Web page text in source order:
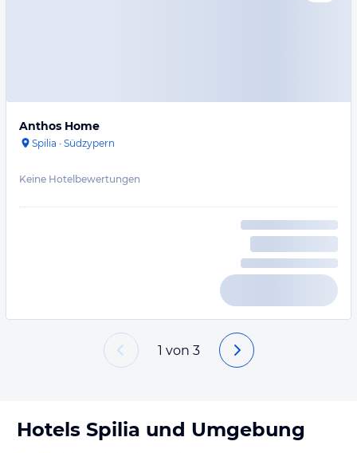
Anthos Home
Spilia · Südzypern
Keine Hotelbewertungen
1 von 3
Hotels Spilia und Umgebung